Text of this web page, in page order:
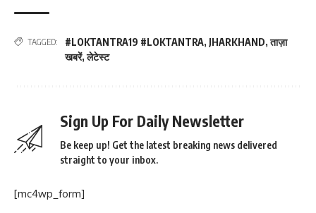
TAGGED: #LOKTANTRA19 #LOKTANTRA, JHARKHAND,ताज़ा
खबरें,लेटेस्ट
Sign Up For Daily Newsletter
Be keep up! Get the latest breaking news delivered
straight to your inbox.
[mc4wp_form]